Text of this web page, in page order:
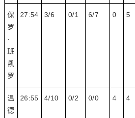
保
罗
·
班
凯
罗
27:54 3/6 0/1 6/7 0 5
温
德
26:55 4/10 0/2 0/0 4 4